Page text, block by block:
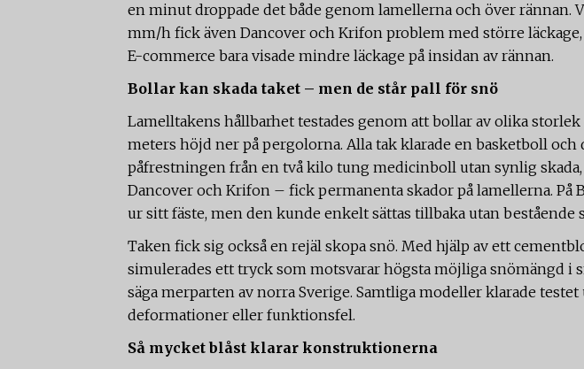
en minut droppade det både genom lamellerna och över rännan.
mm/h fick även Dancover och Krifon problem med större
E-commerce bara visade mindre läckage på insidan av rännan.
Bollar kan skada taket – men de står pall för snö
Lamelltakens hållbarhet testades genom att bollar av olika storlek
meters höjd ner på pergolorna. Alla tak klarade en basketboll och
påfrestningen från en två kilo tung medicinboll utan synlig
Dancover och Krifon – fick permanenta skador på lamellerna. På
ur sitt fäste, men den kunde enkelt sättas tillbaka utan bestående
Taken fick sig också en rejäl skopa snö. Med hjälp av ett
simulerades ett tryck som motsvarar högsta möjliga snömängd i
säga merparten av norra Sverige. Samtliga modeller klarade
deformationer eller funktionsfel.
Så mycket blåst klarar konstruktionerna